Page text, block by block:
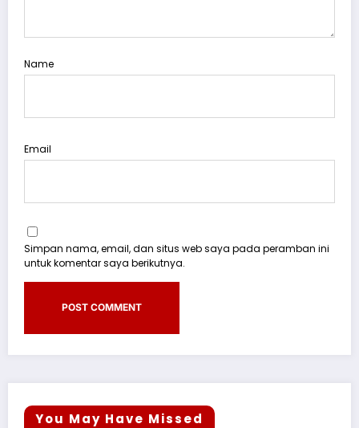
Name
Email
Simpan nama, email, dan situs web saya pada peramban ini
untuk komentar saya berikutnya.
You May Have Missed